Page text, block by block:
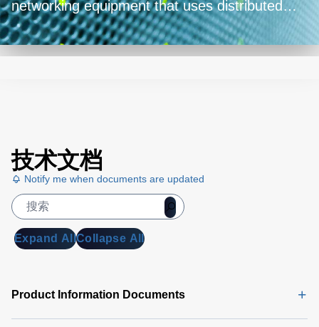
networking equipment that uses distributed
power architectures (DPA) and intermediate
bus architectures (IBA). With power ratings
fits your power needs. Get the best-in-class
power conversion solution with the supplies’
power density of up to 50 W per cubic inch
and efficiency ranging from 90 to 94% peak.
Models with AC or DC input options are also
技术文档
Notify me when documents are updated
Expand AllCollapse All
Product Information Documents